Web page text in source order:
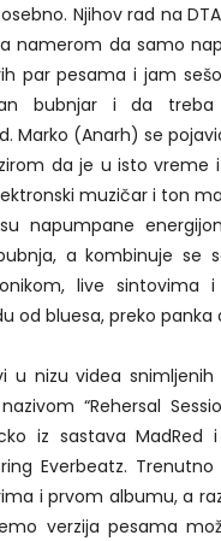
Njihov rad na
namerom da samo
par pesama i jam
bubnjar i da treba
Marko (Anarh) se
da je u isto vreme
muzičar i ton
napumpane
a kombinuje se
live sintovima
od bluesa, preko panka
u nizu videa snimljenih
“Rehersal
iz sastava MadRed
Everbeatz.
i prvom albumu, a
verzija pesama